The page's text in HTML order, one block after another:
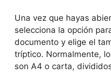
Una vez que hayas
selecciona la opción
documento y elige el
tríptico. Normalmente,
son A4 o carta,